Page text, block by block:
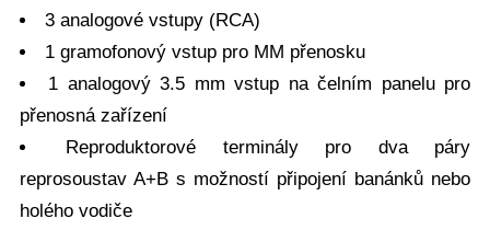
3 analogové vstupy (RCA)
1 gramofonový vstup pro MM přenosku
1 analogový 3.5 mm vstup na čelním panelu pro
přenosná zařízení
Reproduktorové terminály pro dva páry
reprosoustav A+B s možností připojení banánků nebo
holého vodiče